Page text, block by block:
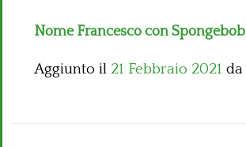
Nome Francesco con Spongebob
Aggiunto il 21 Febbraio 2021 da